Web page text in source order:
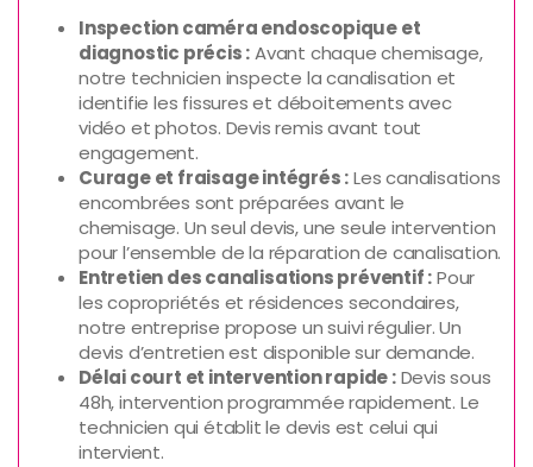
Inspection caméra endoscopique et
diagnostic précis :Avant chaque chemisage,
notre technicien inspecte la canalisation et
identifie les fissures et déboitements avec
vidéo et photos. Devis remis avant tout
engagement.
Curage et fraisage intégrés :Les canalisations
encombrées sont préparées avant le
chemisage. Un seul devis, une seule intervention
pour l’ensemble de la réparation de canalisation.
Entretien des canalisations préventif :Pour
les copropriétés et résidences secondaires,
notre entreprise propose un suivi régulier. Un
devis d’entretien est disponible sur demande.
Délai court et intervention rapide :Devis sous
48h, intervention programmée rapidement. Le
technicien qui établit le devis est celui qui
intervient.